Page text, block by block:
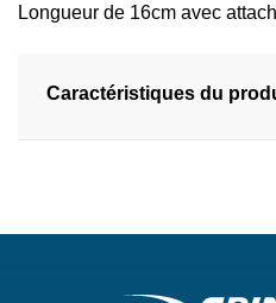
Longueur de 16cm avec
Caractéristiques du